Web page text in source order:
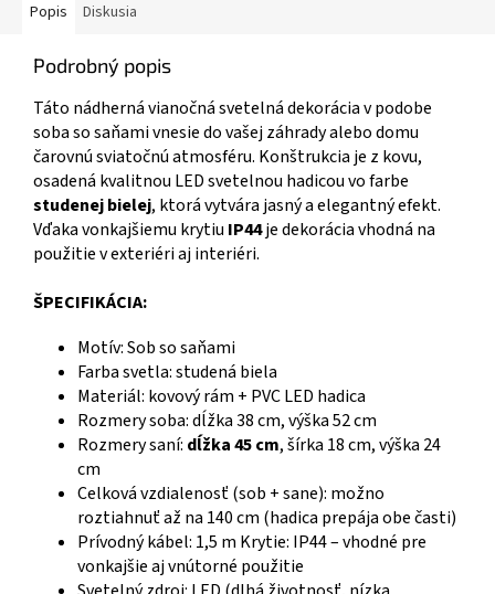
Popis Diskusia
Podrobný popis
Táto nádherná vianočná svetelná dekorácia v podobe
soba so saňami vnesie do vašej záhrady alebo domu
čarovnú sviatočnú atmosféru. Konštrukcia je z kovu,
osadená kvalitnou LED svetelnou hadicou vo farbe
studenej bielej, ktorá vytvára jasný a elegantný efekt.
Vďaka vonkajšiemu krytiu IP44je dekorácia vhodná na
použitie v exteriéri aj interiéri.
ŠPECIFIKÁCIA:
Motív: Sob so saňami
Farba svetla: studená biela
Materiál: kovový rám + PVC LED hadica
Rozmery soba: dĺžka 38 cm, výška 52 cm
Rozmery saní: dĺžka 45 cm, šírka 18 cm, výška 24
cm
Celková vzdialenosť (sob + sane): možno
roztiahnuť až na 140 cm (hadica prepája obe časti)
Prívodný kábel: 1,5 m Krytie: IP44 – vhodné pre
vonkajšie aj vnútorné použitie